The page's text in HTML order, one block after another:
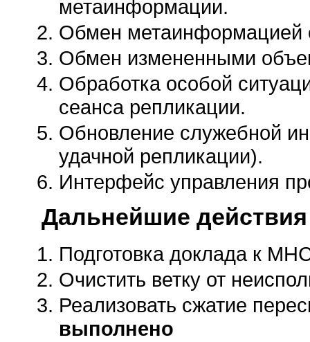
метаинформации.
Обмен метаинформацией
Обмен измененными
Обработка особой
сеанса репликации.
Обновление служебной
удачной репликации).
Интерфейс управления
Дальнейшие действия
Подготовка доклада к
Очистить ветку от
Реализовать сжатие
выполнено